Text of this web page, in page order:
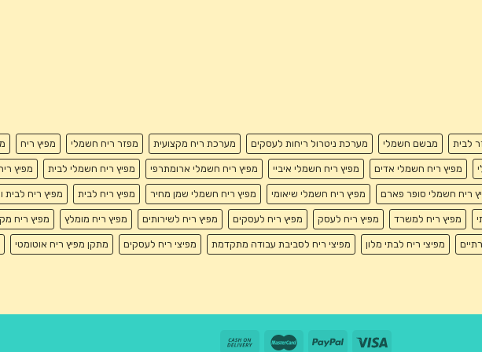
לבית מבשם חשמלי מערכת ניטרול ריחות לעסקים מערכת ריח מקצועית מפזר ריח חשמלי מפיץ ריח
מפיץ ריח חשמלי אדים מפיץ ריח חשמלי איביי מפיץ ריח חשמלי ארומתרפי מפיץ ריח חשמלי לבית מפיץ
ריח חשמלי סופר פארם מפיץ ריח חשמלי שיאומי מפיץ ריח חשמלי שמן מחיר מפיץ ריח לבית מפיץ ריח לבית
מפיץ ריח למשרד מפיץ ריח לעסק מפיץ ריח לעסקים מפיץ ריח לשירותים מפיץ ריח מומלץ מפיץ ריח
מפיצי ריח לבתי מלון מפיצי ריח לסביבת עבודה מתקדמת מפיצי ריח לעסקים מתקן מפיץ ריח אוטומטי